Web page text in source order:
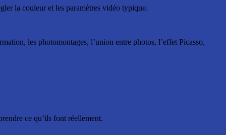
la couleur et les paramètres vidéo typique.
les photomontages, l’union entre photos, l’effet Picasso,
ce qu’ils font réellement.